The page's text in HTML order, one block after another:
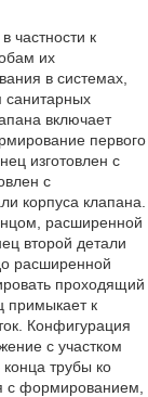
частности к
их
в системах,
санитарных
включает
первого
изготовлен с
с
корпуса клапана.
расширенной
второй детали
расширенной
проходящий
примыкает к
Конфигурация
с участком
трубы ко
с формированием,